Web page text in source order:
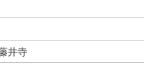
井寺